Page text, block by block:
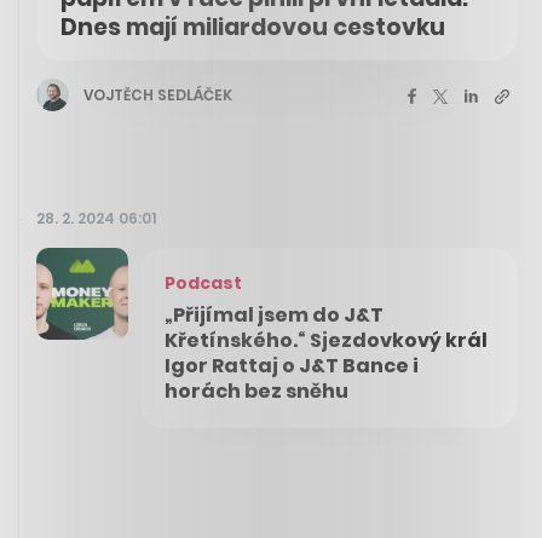
Dnes mají miliardovou cestovku
VOJTĚCH SEDLÁČEK
28. 2. 2024 06:01
Podcast
„Přijímal jsem do J&T
Křetínského.“ Sjezdovkový král
Igor Rattaj o J&T Bance i
horách bez sněhu